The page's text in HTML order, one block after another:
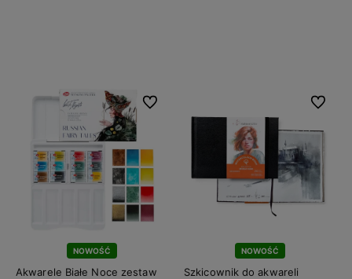
NOWOŚĆ
Akwarele Białe Noce zestaw
Do ulubionych
NOWOŚĆ
Szkicownik do akwareli
Do